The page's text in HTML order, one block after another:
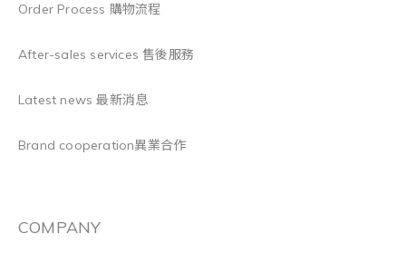
Order Process 購物流程
After-sales services 售後服務
Latest news 最新消息
Brand cooperation異業合作
COMPANY